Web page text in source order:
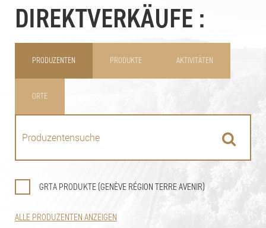
DIREKTVERKÄUFE :
PRODUZENTEN PRODUKTE AKTIVITÄTEN
ORTE
GRTA PRODUKTE (GENÈVE RÉGION TERRE AVENIR)
ALLE PRODUZENTEN ANZEIGEN